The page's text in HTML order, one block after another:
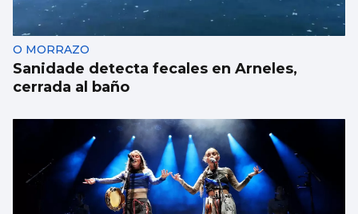
Croacia en los octavos
O MORRAZO
Sanidade detecta fecales en Arneles,
cerrada al baño